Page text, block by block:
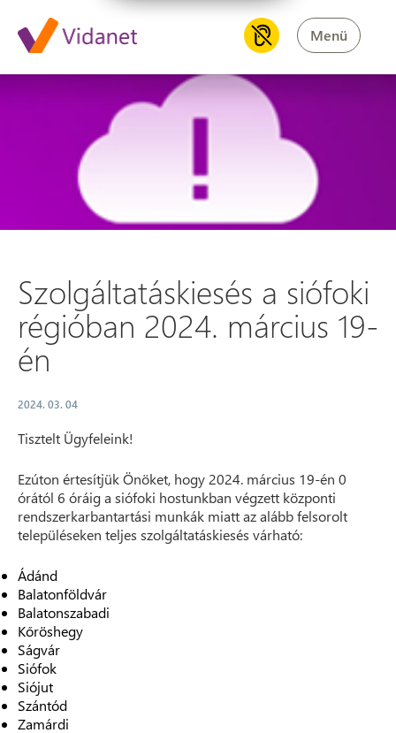
Menü
Szolgáltatáskiesés a siófoki
Szolgáltatáskiesés a siófoki
régióban 2024. március 19-
én
2024. 03. 04
Tisztelt Ügyfeleink!
Ezúton értesítjük Önöket, hogy 2024. március 19-én 0
órától 6 óráig a siófoki hostunkban végzett központi
rendszerkarbantartási munkák miatt az alább felsorolt
településeken teljes szolgáltatáskiesés várható:
Ádánd
Balatonföldvár
Balatonszabadi
Kőröshegy
Ságvár
Siófok
Siójut
Szántód
Zamárdi